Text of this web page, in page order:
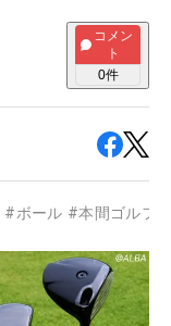
コメン
ト
0件
#ボール #本間ゴルフ